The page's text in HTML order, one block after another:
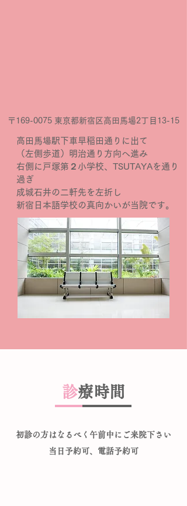
〒169-0075 東京都新宿区高田馬場2丁目13-15
高田馬場駅下車早稲田通りに出て
（左側歩道）明治通り方向へ進み
右側に戸塚第２小学校、TSUTAYAを通り
過ぎ
成城石井の二軒先を左折し
新宿日本語学校の真向かいが当院です。
診療時間
初診の方はなるべく午前中にご来院下さい
当日予約可、電話予約可